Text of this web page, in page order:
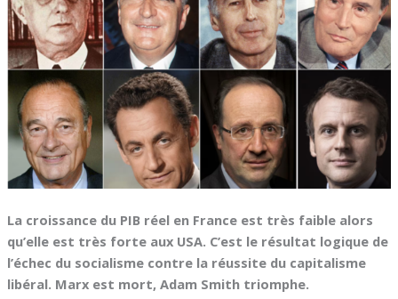
La croissance du PIB réel en France est très faible alors
qu’elle est très forte aux USA. C’est le résultat logique de
l’échec du socialisme contre la réussite du capitalisme
libéral. Marx est mort, Adam Smith triomphe.